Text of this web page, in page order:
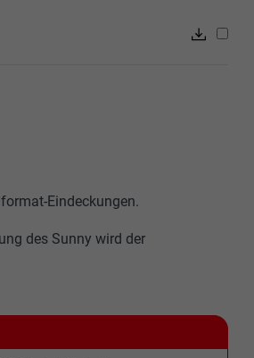
Eindeckungen.
des Sunny wird der